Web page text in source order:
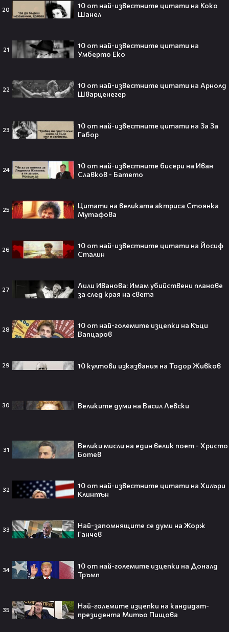
20
10 от най-известните цитати на Коко
Шанел
21
10 от най-известните цитати на
Умберто Еко
22
10 от най-известните цитати на Арнолд
Шварценегер
23
10 от най-известните цитати на За За
Габор
24
10 от най-известните бисери на Иван
Славков - Батето
25
Цитати на великата актриса Стоянка
Мутафова
26
10 от най-известните цитати на Йосиф
Сталин
27
Лили Иванова: Имам убийствени планове
за след края на света
28
10 от най-големите изцепки на Къци
Вапцаров
29 10 култови изказвания на Тодор Живков
30 Великите думи на Васил Левски
31
Велики мисли на един велик поет - Христо
Ботев
32
10 от най-известните цитати на Хилъри
Клинтън
33
Най-запомнящите се думи на Жорж
Ганчев
34
10 от най-големите изцепки на Доналд
Тръмп
35
Най-големите изцепки на кандидат-
президента Митьо Пищова
факт!💥
Сватбата, която чакаше целият
Ариана Гранде изчезва?!
Всички я тананикат, но малцина
знаят истината: VIRAL хитът
Елиът Пейдж разкри истинската
причина за трансформацията на
мечта от Холанд — всеки
предложи брак на Зендая, а тя
отвърна само с три думи😅